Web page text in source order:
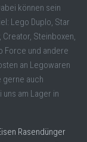
können sein
Lego Duplo, Star
Creator, Steinboxen,
Force und andere
an Legowaren
gerne auch
am Lager in
Rasendünger